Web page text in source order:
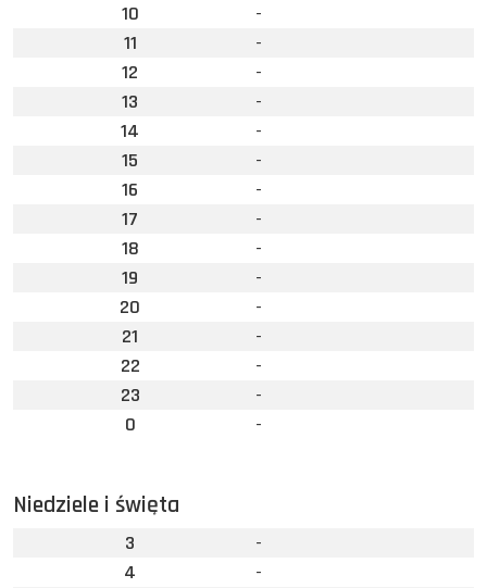
10
-
11
-
12
-
13
-
14
-
15
-
16
-
17
-
18
-
19
-
20
-
21
-
22
-
23
-
0
-
Niedziele i święta
3
-
4
-